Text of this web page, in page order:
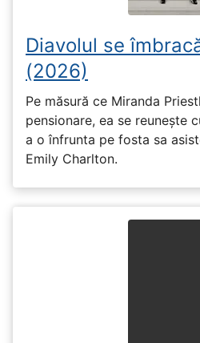
Diavolul se
(2026)
Pe măsură ce Miranda
pensionare, ea se reunește
a o înfrunta pe fosta sa
Emily Charlton.